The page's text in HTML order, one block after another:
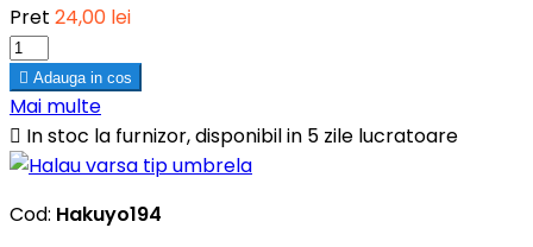
Pret 24,00 lei
 Adauga in cos
Mai multe
 In stoc la furnizor, disponibil in 5 zile lucratoare
Cod: Hakuyo194